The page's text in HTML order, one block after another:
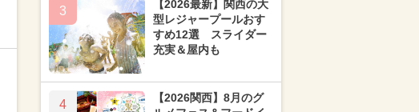
3
【2026最新】関西の大
型レジャープールおす
すめ12選 スライダー
充実＆屋内も
4
【2026関西】8月のグ